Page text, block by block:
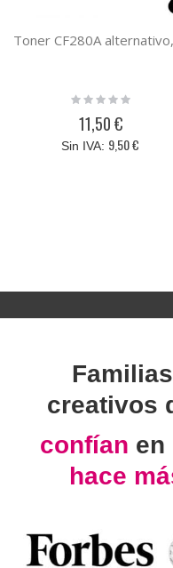
Rating:
11,50 €
9,50 €
creativos
confían en
hace